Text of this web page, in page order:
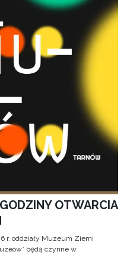
OTWARCIA
r. oddziały Muzeum Ziemi
będą czynne w